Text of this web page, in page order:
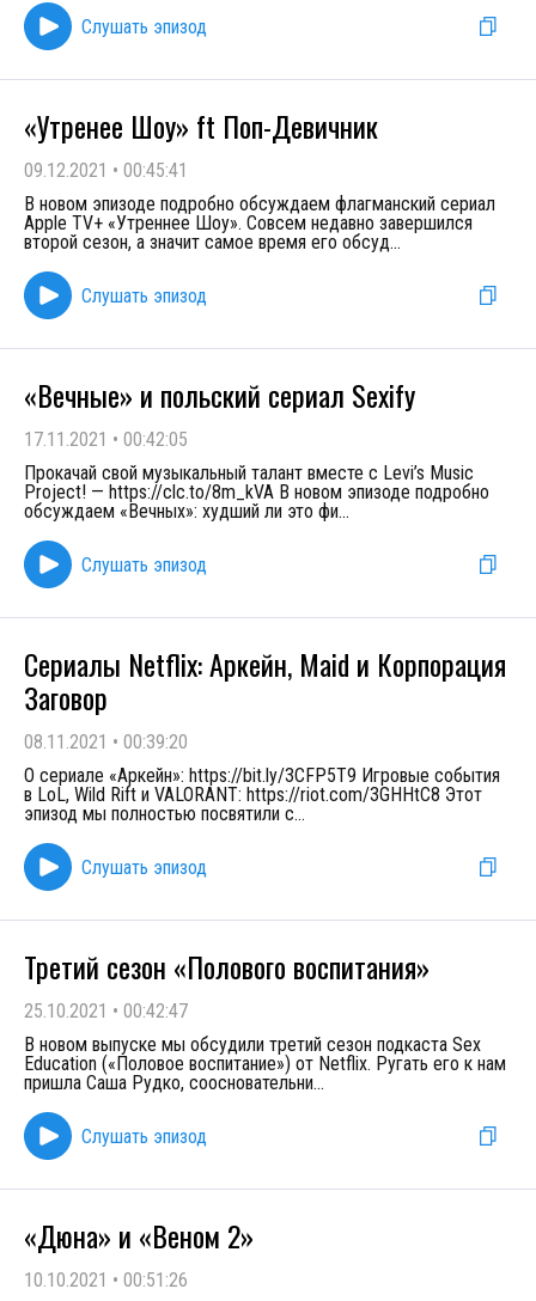
Слушать эпизод
«Утренее Шоу» ft Поп-Девичник
09.12.2021 • 00:45:41
В новом эпизоде подробно обсуждаем флагманский сериал
Apple TV+ «Утреннее Шоу». Совсем недавно завершился
второй сезон, а значит самое время его обсуд...
Слушать эпизод
«Вечные» и польский сериал Sexify
17.11.2021 • 00:42:05
Прокачай свой музыкальный талант вместе с Levi’s Music
Project! — https://clc.to/8m_kVA В новом эпизоде подробно
обсуждаем «Вечных»: худший ли это фи...
Слушать эпизод
Сериалы Netflix: Аркейн, Maid и Корпорация
Заговор
08.11.2021 • 00:39:20
О сериале «Аркейн»: https://bit.ly/3CFP5T9 Игровые события
в LoL, Wild Rift и VALORANT: https://riot.com/3GHHtC8 Этот
эпизод мы полностью посвятили с...
Слушать эпизод
Третий сезон «Полового воспитания»
25.10.2021 • 00:42:47
В новом выпуске мы обсудили третий сезон подкаста Sex
Education («Половое воспитание») от Netflix. Ругать его к нам
пришла Саша Рудко, соосновательни...
Слушать эпизод
«Дюна» и «Веном 2»
10.10.2021 • 00:51:26